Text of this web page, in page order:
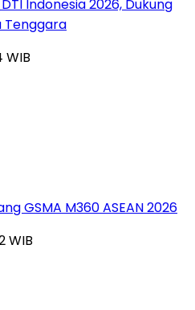
Indonesia 2026, Dukung
Tenggara
WIB
GSMA M360 ASEAN 2026
WIB